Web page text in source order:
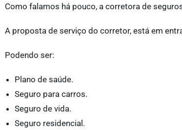
Como falamos há pouco, a corretora de
A proposta de serviço do corretor, está em
Podendo ser:
Plano de saúde.
Seguro para carros.
Seguro de vida.
Seguro residencial.